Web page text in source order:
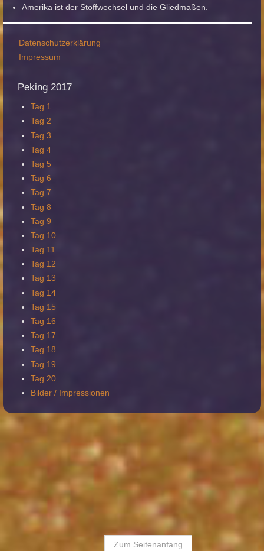
Amerika ist der Stoffwechsel und die Gliedmaßen.
Datenschutzerklärung
Impressum
Peking 2017
Tag 1
Tag 2
Tag 3
Tag 4
Tag 5
Tag 6
Tag 7
Tag 8
Tag 9
Tag 10
Tag 11
Tag 12
Tag 13
Tag 14
Tag 15
Tag 16
Tag 17
Tag 18
Tag 19
Tag 20
Bilder / Impressionen
Zum Seitenanfang